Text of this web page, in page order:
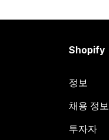
Shopify
정보
채용 정보
투자자